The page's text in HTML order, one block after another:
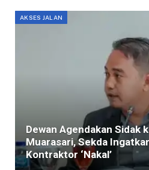
AKSES JALAN
Dewan Agendakan Sidak
Muarasari, Sekda
Kontraktor ‘Nakal’